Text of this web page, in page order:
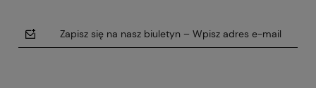
Zapisz się na nasz biuletyn – Wpisz adres e-mail